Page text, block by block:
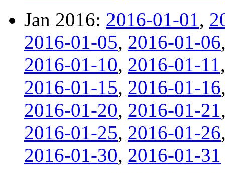
Jan 2016: 2016-01-01,
2016-01-05, 2016-01-06
2016-01-10, 2016-01-11
2016-01-15, 2016-01-16
2016-01-20, 2016-01-21
2016-01-25, 2016-01-26
2016-01-30, 2016-01-31